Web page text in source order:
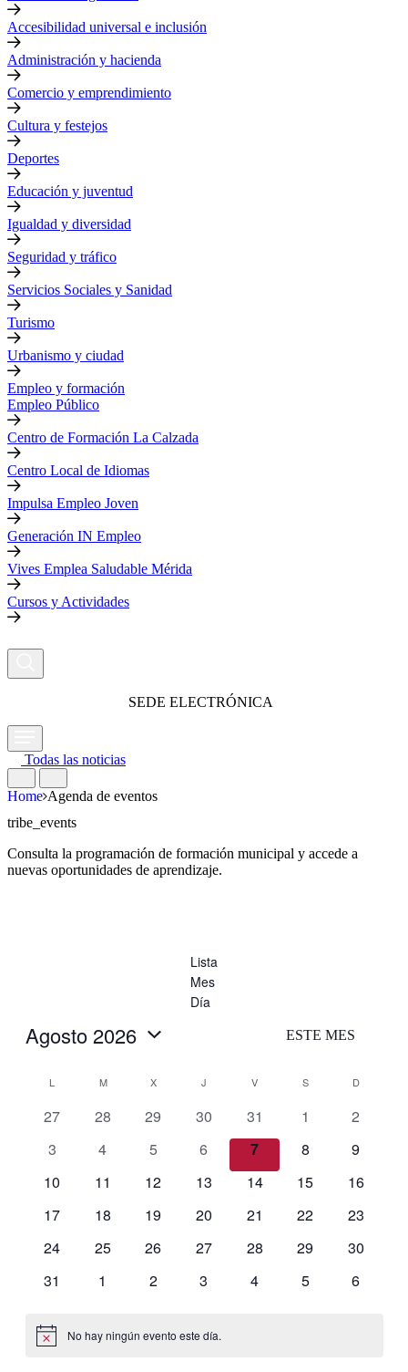
Accesibilidad universal e inclusión
Administración y hacienda
Comercio y emprendimiento
Cultura y festejos
Deportes
Educación y juventud
Igualdad y diversidad
Seguridad y tráfico
Servicios Sociales y Sanidad
Turismo
Urbanismo y ciudad
Empleo y formación
Empleo Público
Centro de Formación La Calzada
Centro Local de Idiomas
Impulsa Empleo Joven
Generación IN Empleo
Vives Emplea Saludable Mérida
Cursos y Actividades
SEDE ELECTRÓNICA
Todas las noticias
Home Agenda de eventos
tribe_events
Consulta la programación de formación municipal y accede a
nuevas oportunidades de aprendizaje.
Lista
Mes
Día
ESTE MES
Agosto 2026
fecha.
Calendario
Eventos
L MMARTES XMIÉRCOLES
J V SSÁBADO D
0
27
0
28
0
29
0
eventos
30
0
eventos
31
0
1
0
2
0
3
0
4
0
5
0
eventos
6
0
eventos
7
0
8
0
9
0
10
0
11
0
12
0
13
0
14
0
15
0
16
0
17
0
18
0
19
0
20
0
21
0
22
0
23
0
24
0
25
0
26
0
27
0
28
0
29
0
30
0
31
0
1
0
2
0
3
0
4
0
5
0
6
Aviso No hay ningún evento este día.